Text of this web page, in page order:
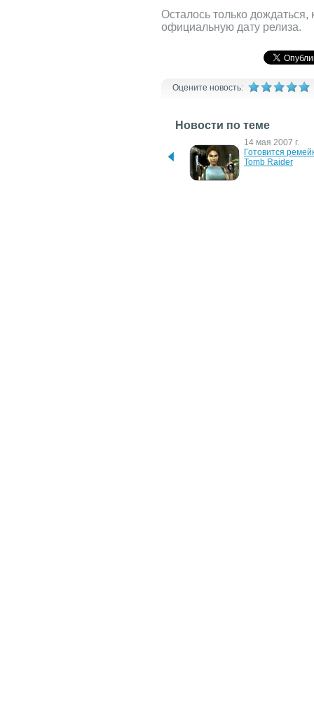
Осталось только дождаться,
официальную дату релиза.
Оцените новость:
Новости по теме
Легендарная игра Rise of
the Tomb Raider в подарок
14 мая 2007 г.
Готовится
Tomb Raider